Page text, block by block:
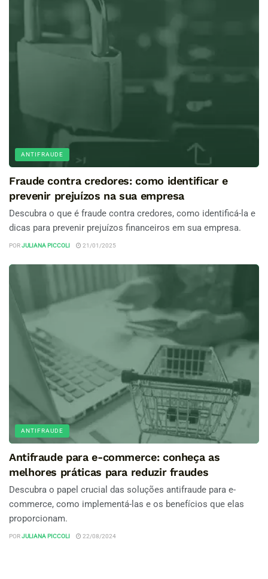
ANTIFRAUDE
Fraude contra credores: como identificar e
prevenir prejuízos na sua empresa
Descubra o que é fraude contra credores, como identificá-la e
dicas para prevenir prejuízos financeiros em sua empresa.
PORJULIANA PICCOLI 21/01/2025
ANTIFRAUDE
Antifraude para e-commerce: conheça as
melhores práticas para reduzir fraudes
Descubra o papel crucial das soluções antifraude para e-
commerce, como implementá-las e os benefícios que elas
proporcionam.
PORJULIANA PICCOLI 22/08/2024